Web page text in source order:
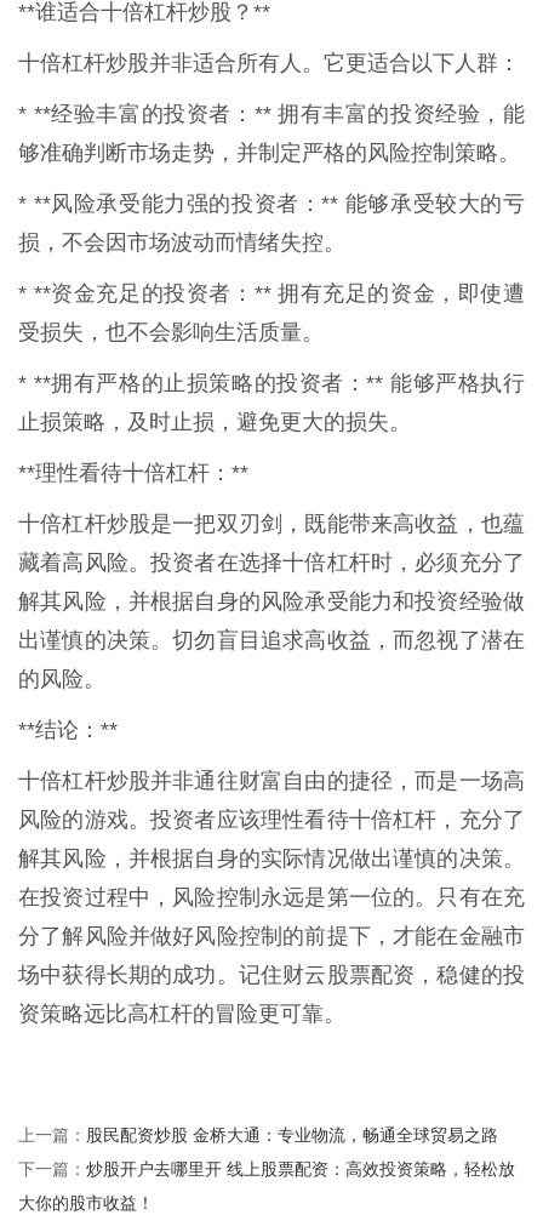
**谁适合十倍杠杆炒股？**
十倍杠杆炒股并非适合所有人。它更适合以下人群：
* **经验丰富的投资者：** 拥有丰富的投资经验，能
够准确判断市场走势，并制定严格的风险控制策略。
* **风险承受能力强的投资者：** 能够承受较大的亏
损，不会因市场波动而情绪失控。
* **资金充足的投资者：** 拥有充足的资金，即使遭
受损失，也不会影响生活质量。
* **拥有严格的止损策略的投资者：** 能够严格执行
止损策略，及时止损，避免更大的损失。
**理性看待十倍杠杆：**
十倍杠杆炒股是一把双刃剑，既能带来高收益，也蕴
藏着高风险。投资者在选择十倍杠杆时，必须充分了
解其风险，并根据自身的风险承受能力和投资经验做
出谨慎的决策。切勿盲目追求高收益，而忽视了潜在
的风险。
**结论：**
十倍杠杆炒股并非通往财富自由的捷径，而是一场高
风险的游戏。投资者应该理性看待十倍杠杆，充分了
解其风险，并根据自身的实际情况做出谨慎的决策。
在投资过程中，风险控制永远是第一位的。只有在充
分了解风险并做好风险控制的前提下，才能在金融市
场中获得长期的成功。记住财云股票配资，稳健的投
资策略远比高杠杆的冒险更可靠。
上一篇： 股民配资炒股 金桥大通：专业物流，畅通全球贸易之路
下一篇： 炒股开户去哪里开 线上股票配资：高效投资策略，轻松放
大你的股市收益！